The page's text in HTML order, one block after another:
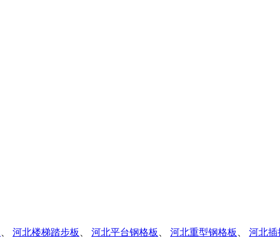
河北楼梯踏步板 河北平台钢格板 河北重型钢格板 河北插